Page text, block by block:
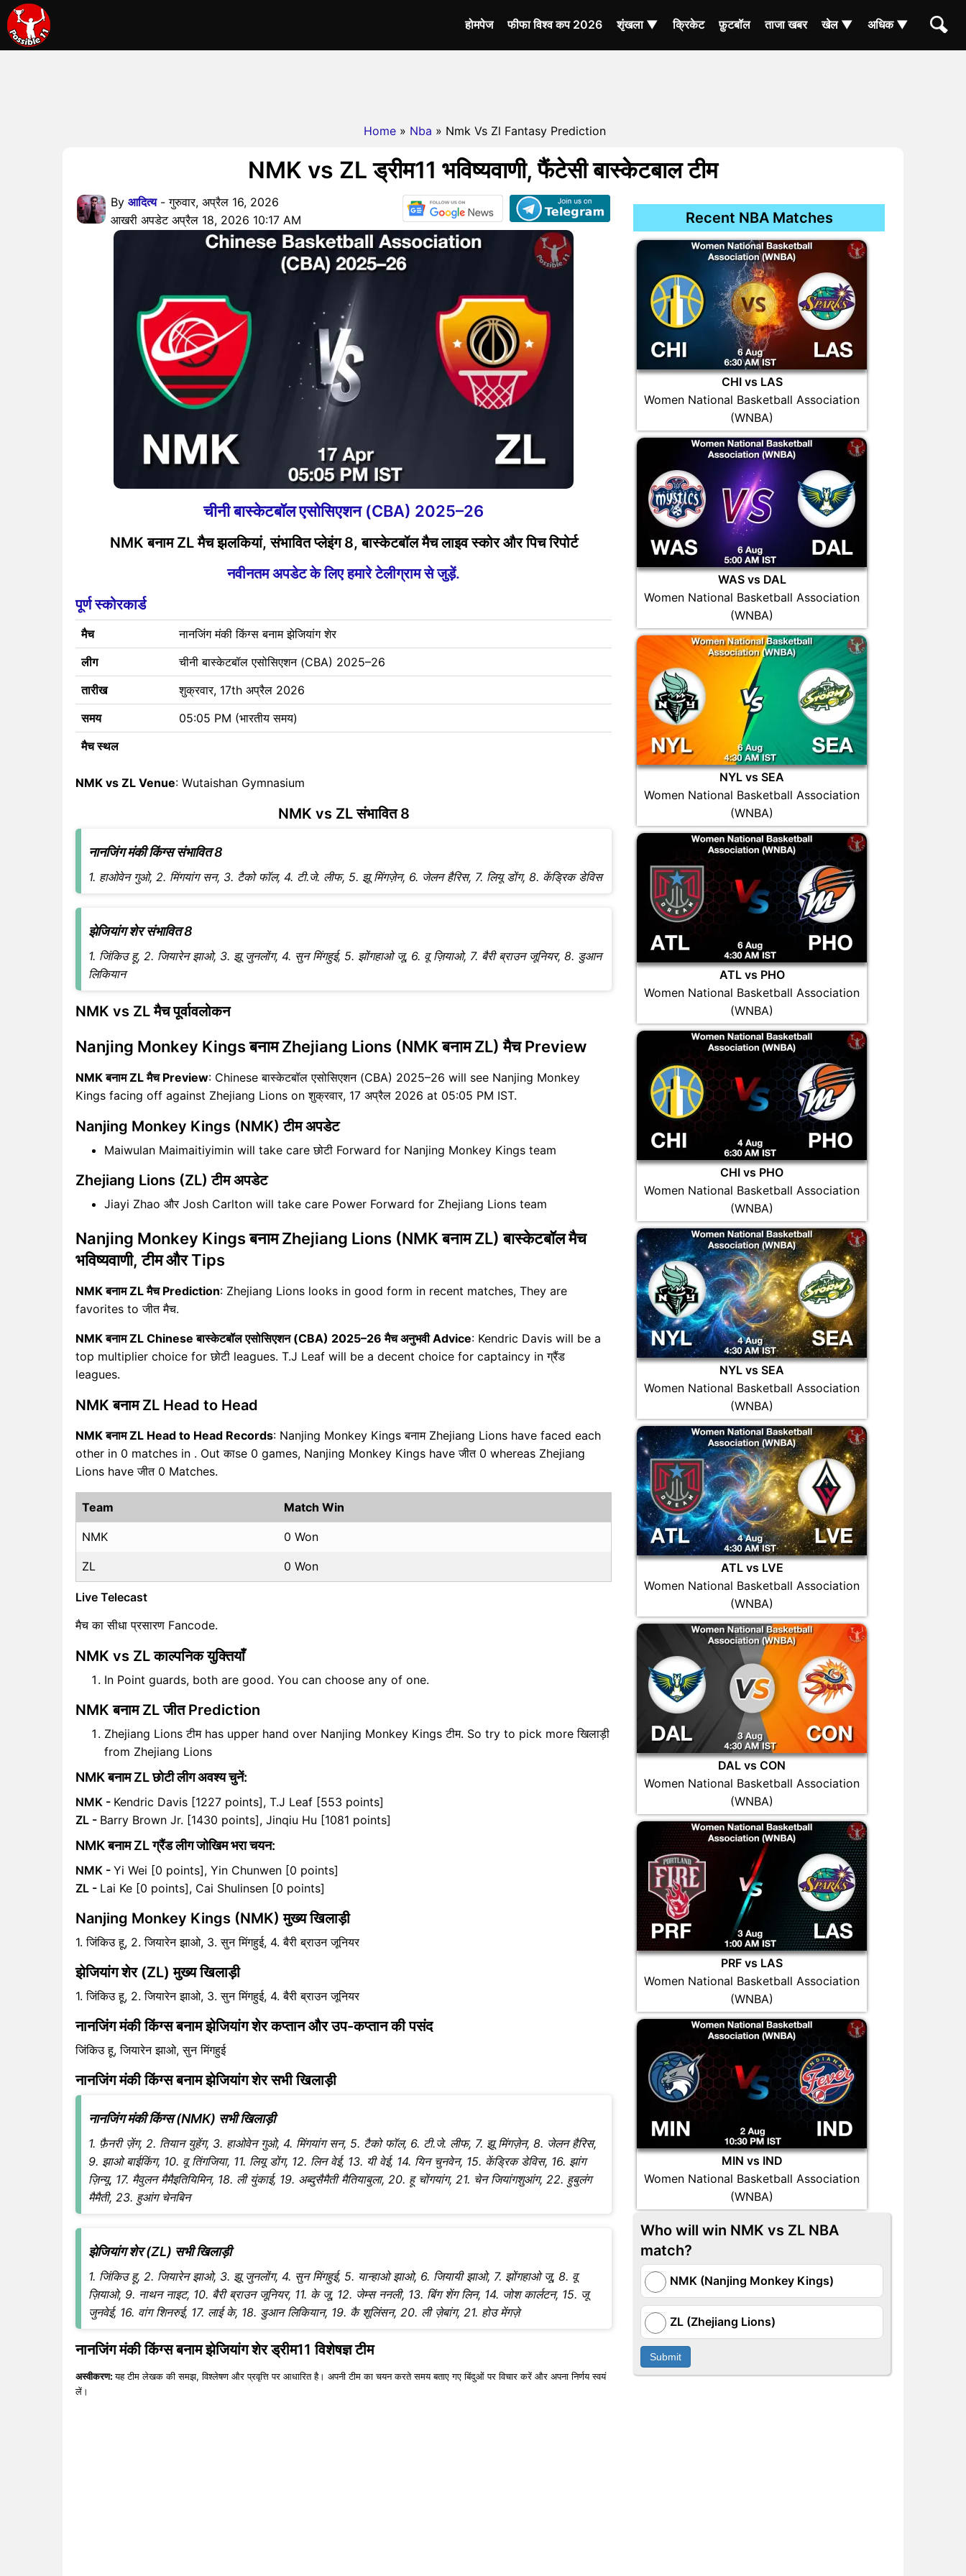
होमपेज फीफा विश्व कप 2026 शृंखला ▼ क्रिकेट फ़ुटबॉल ताजा खबर खेल ▼ अधिक ▼
Home » Nba » Nmk Vs Zl Fantasy Prediction
NMK vs ZL ड्रीम11 भविष्यवाणी, फैंटेसी बास्केटबाल टीम
By आदित्य- गुरुवार, अप्रैल 16, 2026
आखरी अपडेट अप्रैल 18, 2026 10:17 AM
चीनी बास्केटबॉल एसोसिएशन (CBA) 2025–26
NMK बनाम ZL मैच झलकियां, संभावित प्लेइंग 8, बास्केटबॉल मैच लाइव स्कोर और पिच रिपोर्ट
नवीनतम अपडेट के लिए हमारे टेलीग्राम से जुड़ें.
पूर्ण स्कोरकार्ड
मैच
नानजिंग मंकी किंग्स बनाम झेजियांग शेर
लीग
चीनी बास्केटबॉल एसोसिएशन (CBA) 2025–26
तारीख
शुक्रवार, 17th अप्रैल 2026
समय
05:05 PM (भारतीय समय)
मैच स्थल
NMK vs ZL Venue: Wutaishan Gymnasium
NMK vs ZL संभावित 8
नानजिंग मंकी किंग्स संभावित 8
1. हाओवेन गुओ, 2. मिंगयांग सन, 3. टैको फॉल, 4. टी.जे. लीफ, 5. झू मिंगज़ेन, 6. जेलन हैरिस, 7. लियू डोंग, 8. केंड्रिक डेविस
झेजियांग शेर संभावित 8
1. जिंकिउ हू, 2. जियारेन झाओ, 3. झू जुनलोंग, 4. सुन मिंगहुई, 5. झोंगहाओ जू, 6. वू ज़ियाओ, 7. बैरी ब्राउन जूनियर, 8. डुआन
लिकियान
NMK vs ZL मैच पूर्वावलोकन
Nanjing Monkey Kings बनाम Zhejiang Lions (NMK बनाम ZL) मैच Preview
NMK बनाम ZL मैच Preview: Chinese बास्केटबॉल एसोसिएशन (CBA) 2025–26 will see Nanjing Monkey
Kings facing off against Zhejiang Lions on शुक्रवार, 17 अप्रैल 2026 at 05:05 PM IST.
Nanjing Monkey Kings (NMK) टीम अपडेट
Maiwulan Maimaitiyimin will take care छोटी Forward for Nanjing Monkey Kings team
Zhejiang Lions (ZL) टीम अपडेट
Jiayi Zhao और Josh Carlton will take care Power Forward for Zhejiang Lions team
Nanjing Monkey Kings बनाम Zhejiang Lions (NMK बनाम ZL) बास्केटबॉल मैच
भविष्यवाणी, टीम और Tips
NMK बनाम ZL मैच Prediction: Zhejiang Lions looks in good form in recent matches, They are
favorites to जीत मैच.
NMK बनाम ZL Chinese बास्केटबॉल एसोसिएशन (CBA) 2025–26 मैच अनुभवी Advice: Kendric Davis will be a
top multiplier choice for छोटी leagues. T.J Leaf will be a decent choice for captaincy in ग्रैंड
leagues.
NMK बनाम ZL Head to Head
NMK बनाम ZL Head to Head Records: Nanjing Monkey Kings बनाम Zhejiang Lions have faced each
other in 0 matches in . Out काse 0 games, Nanjing Monkey Kings have जीत 0 whereas Zhejiang
Lions have जीत 0 Matches.
Team Match Win
NMK 0 Won
ZL 0 Won
Live Telecast
मैच का सीधा प्रसारण Fancode.
NMK vs ZL काल्पनिक युक्तियाँ
In Point guards, both are good. You can choose any of one.
NMK बनाम ZL जीत Prediction
Zhejiang Lions टीम has upper hand over Nanjing Monkey Kings टीम. So try to pick more खिलाड़ी
from Zhejiang Lions
NMK बनाम ZL छोटी लीग अवश्य चुनें:
NMK - Kendric Davis [1227 points], T.J Leaf [553 points]
ZL - Barry Brown Jr. [1430 points], Jinqiu Hu [1081 points]
NMK बनाम ZL ग्रैंड लीग जोखिम भरा चयन:
NMK - Yi Wei [0 points], Yin Chunwen [0 points]
ZL - Lai Ke [0 points], Cai Shulinsen [0 points]
Nanjing Monkey Kings (NMK) मुख्य खिलाड़ी
1. जिंकिउ हू, 2. जियारेन झाओ, 3. सुन मिंगहुई, 4. बैरी ब्राउन जूनियर
झेजियांग शेर (ZL) मुख्य खिलाड़ी
1. जिंकिउ हू, 2. जियारेन झाओ, 3. सुन मिंगहुई, 4. बैरी ब्राउन जूनियर
नानजिंग मंकी किंग्स बनाम झेजियांग शेर कप्तान और उप-कप्तान की पसंद
जिंकिउ हू, जियारेन झाओ, सुन मिंगहुई
नानजिंग मंकी किंग्स बनाम झेजियांग शेर सभी खिलाड़ी
नानजिंग मंकी किंग्स (NMK) सभी खिलाड़ी
1. फ़ैनरी ज़ेंग, 2. तियान युहेंग, 3. हाओवेन गुओ, 4. मिंगयांग सन, 5. टैको फॉल, 6. टी.जे. लीफ, 7. झू मिंगज़ेन, 8. जेलन हैरिस,
9. झाओ बाईकिंग, 10. वू तिंगजिया, 11. लियू डोंग, 12. लिन वेई, 13. यी वेई, 14. यिन चुनवेन, 15. केंड्रिक डेविस, 16. झांग
ज़िन्यू, 17. मैवुलन मैमैइतियिमिन, 18. ली युंकाई, 19. अब्दुसैमैती मैतियाबुला, 20. हू चोंगयांग, 21. चेन जियांगशुआंग, 22. हुबुलंग
मैमैती, 23. हुआंग चेनबिन
झेजियांग शेर (ZL) सभी खिलाड़ी
1. जिंकिउ हू, 2. जियारेन झाओ, 3. झू जुनलोंग, 4. सुन मिंगहुई, 5. यान्हाओ झाओ, 6. जियायी झाओ, 7. झोंगहाओ जू, 8. वू
ज़ियाओ, 9. नाथन नाइट, 10. बैरी ब्राउन जूनियर, 11. के जू, 12. जेम्स ननली, 13. बिंग शेंग लिन, 14. जोश कार्लटन, 15. जू
जुनवेई, 16. वांग शिनरुई, 17. लाई के, 18. डुआन लिकियान, 19. कै शूलिंसन, 20. ली ज़ेबांग, 21. होउ मेंगज़े
नानजिंग मंकी किंग्स बनाम झेजियांग शेर ड्रीम11 विशेषज्ञ टीम
अस्वीकरण:यह टीम लेखक की समझ, विश्लेषण और प्रवृत्ति पर आधारित है। अपनी टीम का चयन करते समय बताए गए बिंदुओं पर विचार करें और अपना निर्णय स्वयं
लें।
Recent NBA Matches
CHI vs LAS
Women National Basketball Association
(WNBA)
WAS vs DAL
Women National Basketball Association
(WNBA)
NYL vs SEA
Women National Basketball Association
(WNBA)
ATL vs PHO
Women National Basketball Association
(WNBA)
CHI vs PHO
Women National Basketball Association
(WNBA)
NYL vs SEA
Women National Basketball Association
(WNBA)
ATL vs LVE
Women National Basketball Association
(WNBA)
DAL vs CON
Women National Basketball Association
(WNBA)
PRF vs LAS
Women National Basketball Association
(WNBA)
MIN vs IND
Women National Basketball Association
(WNBA)
Who will win NMK vs ZL NBA
match?
NMK (Nanjing Monkey Kings)
ZL (Zhejiang Lions)
Submit